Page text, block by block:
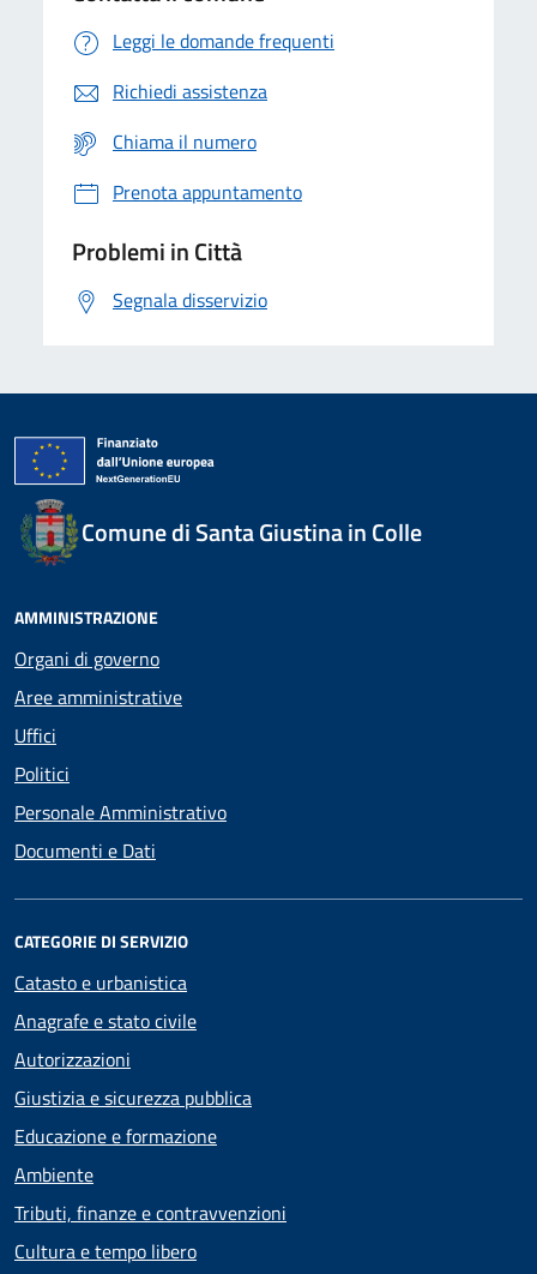
Leggi le domande frequenti
Richiedi assistenza
Chiama il numero
Prenota appuntamento
Problemi in Città
Segnala disservizio
Comune di Santa Giustina in Colle
AMMINISTRAZIONE
Organi di governo
Aree amministrative
Uffici
Politici
Personale Amministrativo
Documenti e Dati
CATEGORIE DI SERVIZIO
Catasto e urbanistica
Anagrafe e stato civile
Autorizzazioni
Giustizia e sicurezza pubblica
Educazione e formazione
Ambiente
Tributi, finanze e contravvenzioni
Cultura e tempo libero